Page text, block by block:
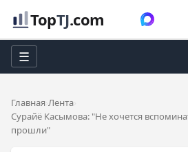
TopTJ.com
☰
Главная Лента
Сурайё Касымова: "Не хочется
прошли"